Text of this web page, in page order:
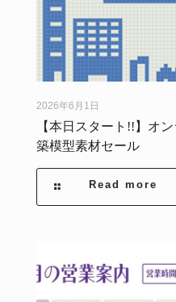
2026年6月1日
【本日スタート!!】オ
築模型素材セール
Read more